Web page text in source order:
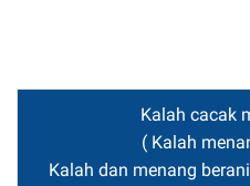
Kalah cacak
( Kalah
Kalah dan menang